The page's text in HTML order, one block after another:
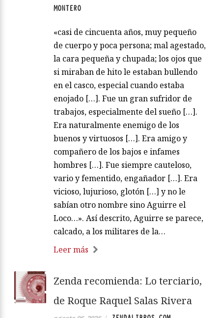
MONTERO
«casi de cincuenta años, muy pequeño
de cuerpo y poca persona; mal agestado,
la cara pequeña y chupada; los ojos que
si miraban de hito le estaban bullendo
en el casco, especial cuando estaba
enojado […]. Fue un gran sufridor de
trabajos, especialmente del sueño […].
Era naturalmente enemigo de los
buenos y virtuosos […]. Era amigo y
compañero de los bajos e infames
hombres […]. Fue siempre cauteloso,
vario y fementido, engañador […]. Era
vicioso, lujurioso, glotón […] y no le
sabían otro nombre sino Aguirre el
Loco…». Así descrito, Aguirre se parece,
calcado, a los militares de la…
Leer más
Zenda recomienda: Lo terciario,
de Roque Raquel Salas Rivera